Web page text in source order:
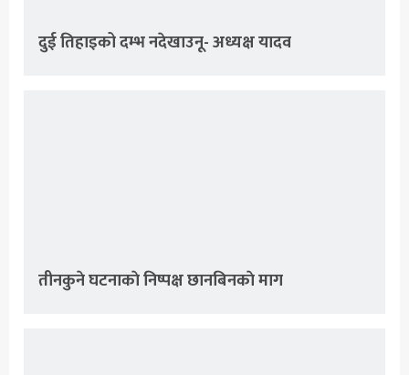
दुई तिहाइको दम्भ नदेखाउनू- अध्यक्ष यादव
तीनकुने घटनाकाे निष्पक्ष छानबिनकाे माग